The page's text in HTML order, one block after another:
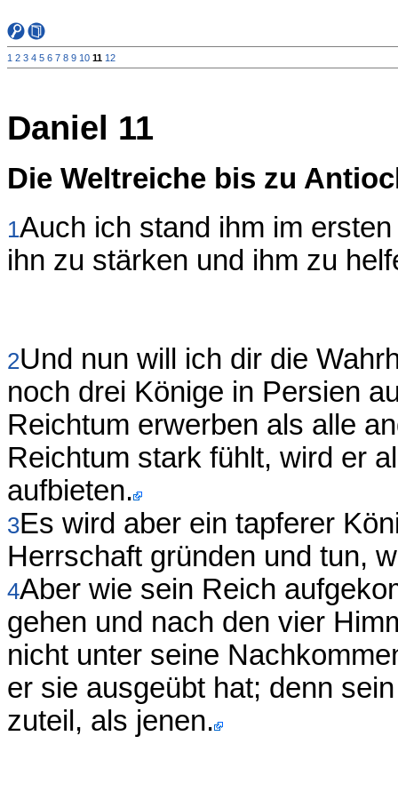
1 2 3 4 5 6 7 8 9 10 11 12
Daniel 11
Die Weltreiche bis zu
1Auch ich stand ihm im
ihn zu stärken und ihm zu
2Und nun will ich dir die
noch drei Könige in Persien
Reichtum erwerben als alle
Reichtum stark fühlt, wird er
aufbieten.
3Es wird aber ein tapferer
Herrschaft gründen und tun,
4Aber wie sein Reich
gehen und nach den vier
nicht unter seine
er sie ausgeübt hat; denn
zuteil, als jenen.